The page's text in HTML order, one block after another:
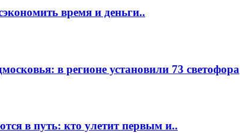
время и деньги..
в регионе установили 73 светофора
в путь: кто улетит первым и..